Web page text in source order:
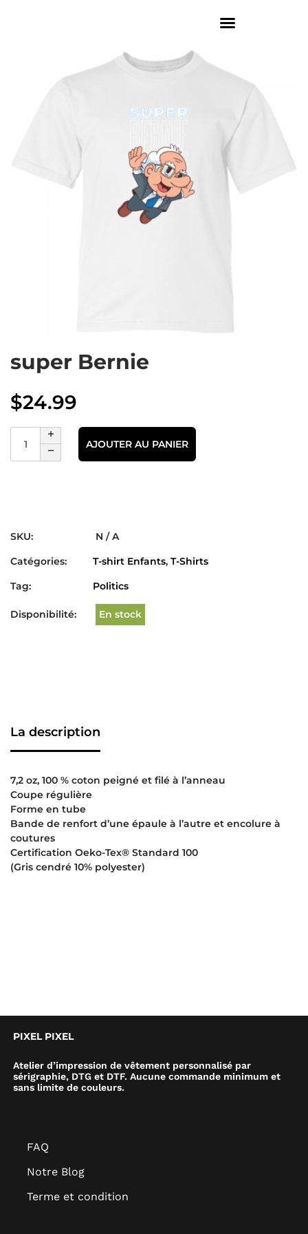
super Bernie
$24.99
AJOUTER AU PANIER
SKU:
N / A
Catégories:
T-shirt Enfants, T-Shirts
Tag:
Politics
Disponibilité: En stock
La description
7,2 oz, 100 % coton peigné et filé à l’anneau
Coupe régulière
Forme en tube
Bande de renfort d’une épaule à l’autre et encolure à
coutures
Certification Oeko-Tex® Standard 100
(Gris cendré 10% polyester)
PIXEL PIXEL
Atelier d’impression de vêtement personnalisé par
sérigraphie, DTG et DTF. Aucune commande minimum et
sans limite de couleurs.
FAQ
Notre Blog
Terme et condition